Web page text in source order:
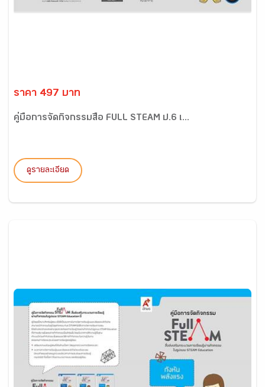
ราคา 497 บาท
คู่มือการจัดกิจกรรมสื่อ FULL STEAM ป.6 เ...
ดูรายละเอียด